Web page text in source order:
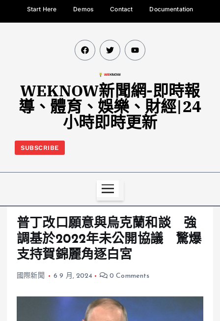
Start Here Demos Contact Documentation
WEKNOW新聞網-即時報
導、體育、娛樂、財經|24
小時即時更新
SUBSCRIBE
普丁改口願意與烏克蘭和談 強
調基於2022年未公開協議 驚爆
支持賀錦麗角逐白宮
國際新聞 6 9 月, 2024 0 Comments